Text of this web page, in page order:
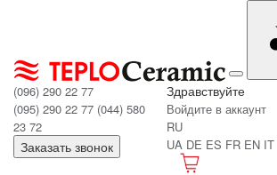
(096) 290 22 77
(095) 290 22 77 (044) 580
23 72
Заказать звонок
Здравствуйте
Войдите в аккаунт
RU
UA DE ES FR EN IT